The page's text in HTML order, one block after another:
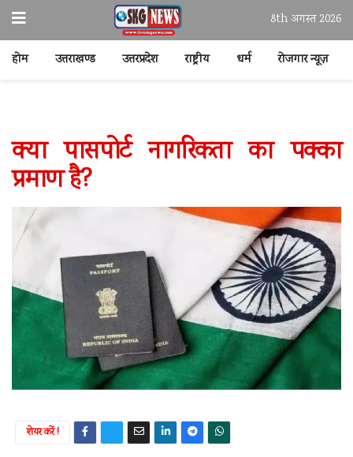
8th अगस्त 2026
होम उत्तराखण्ड उत्तरप्रदेश राष्ट्रीय धर्म रोजगार न्यूज़
क्या पासपोर्ट नागरिकता का पक्का
प्रमाण है?
शेयर करें !